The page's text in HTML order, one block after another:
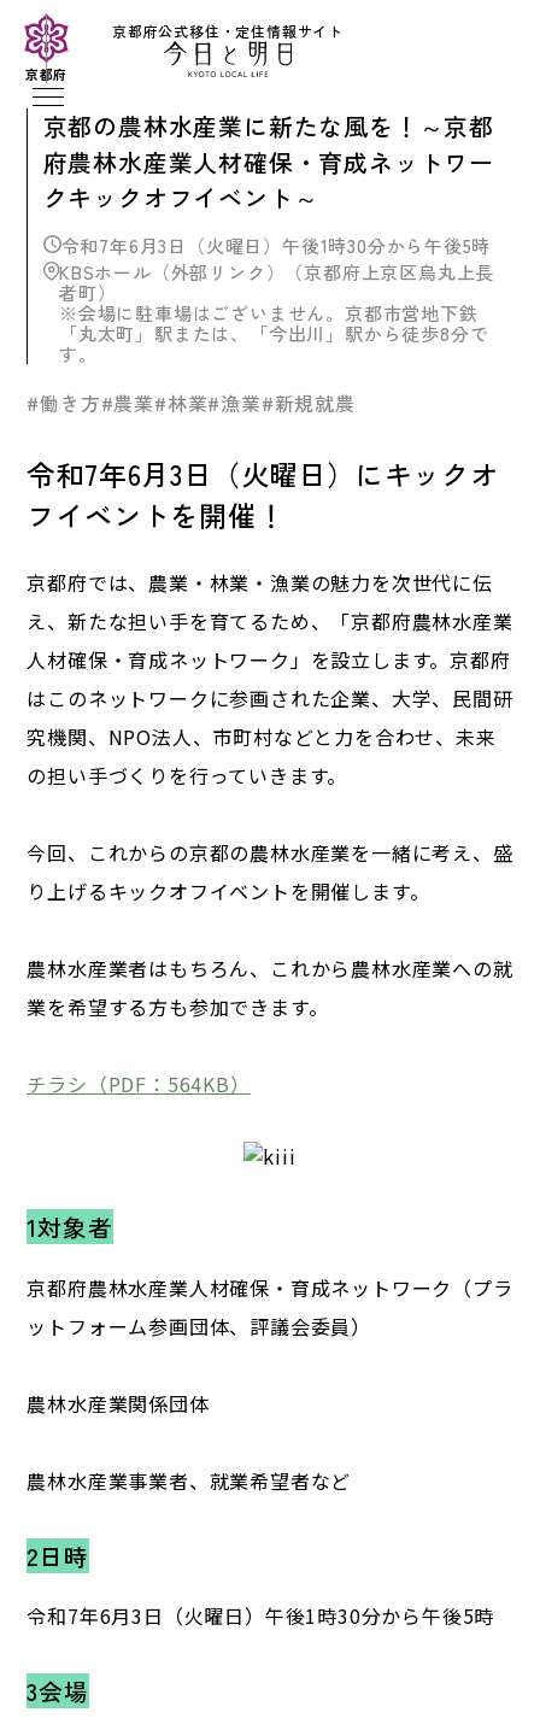
京都府公式移住・定住情報サイト
京都府
京都の農林水産業に新たな風を！～京都
府農林水産業人材確保・育成ネットワー
クキックオフイベント～
令和7年6月3日（火曜日）午後1時30分から午後5時
KBSホール（外部リンク）（京都府上京区烏丸上長
者町）
※会場に駐車場はございません。京都市営地下鉄
「丸太町」駅または、「今出川」駅から徒歩8分で
す。
#働き方#農業#林業#漁業#新規就農
令和7年6月3日（火曜日）にキックオ
フイベントを開催！
京都府では、農業・林業・漁業の魅力を次世代に伝
え、新たな担い手を育てるため、「京都府農林水産業
人材確保・育成ネットワーク」を設立します。京都府
はこのネットワークに参画された企業、大学、民間研
究機関、NPO法人、市町村などと力を合わせ、未来
の担い手づくりを行っていきます。
今回、これからの京都の農林水産業を一緒に考え、盛
り上げるキックオフイベントを開催します。
農林水産業者はもちろん、これから農林水産業への就
業を希望する方も参加できます。
チラシ（PDF：564KB）
1対象者
京都府農林水産業人材確保・育成ネットワーク（プラ
ットフォーム参画団体、評議会委員）
農林水産業関係団体
農林水産業事業者、就業希望者など
2日時
令和7年6月3日（火曜日）午後1時30分から午後5時
3会場